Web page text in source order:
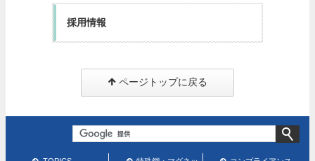
採用情報
ページトップに戻る